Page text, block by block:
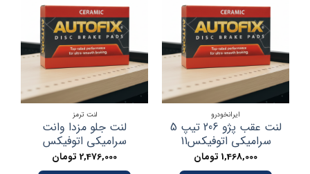
ایرانخودرو
لنت عقب پژو 206 تیپ 5
سرامیکی اتوفیکس11
1,468,000تومان
لنت ترمز
لنت جلو مزدا وانت
سرامیکی اتوفیکس
2,476,000تومان